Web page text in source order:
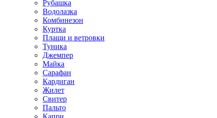
Рубашка
Водолазка
Комбинезон
Куртка
Плащи и ветровки
Туника
Джемпер
Майка
Сарафан
Кардиган
Жилет
Свитер
Пальто
Капри